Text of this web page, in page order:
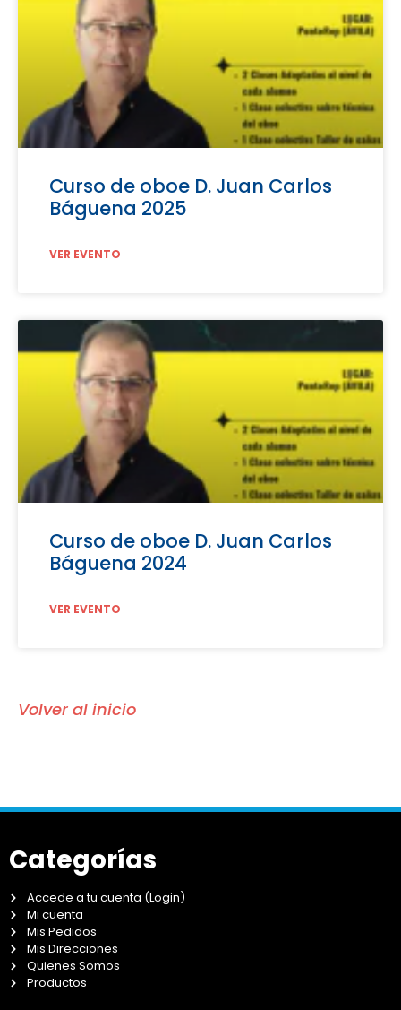
Curso de oboe D. Juan Carlos
Báguena 2025
VER EVENTO
Curso de oboe D. Juan Carlos
Báguena 2024
VER EVENTO
Volver al inicio
Categorías
Accede a tu cuenta (Login)
Mi cuenta
Mis Pedidos
Mis Direcciones
Quienes Somos
Productos